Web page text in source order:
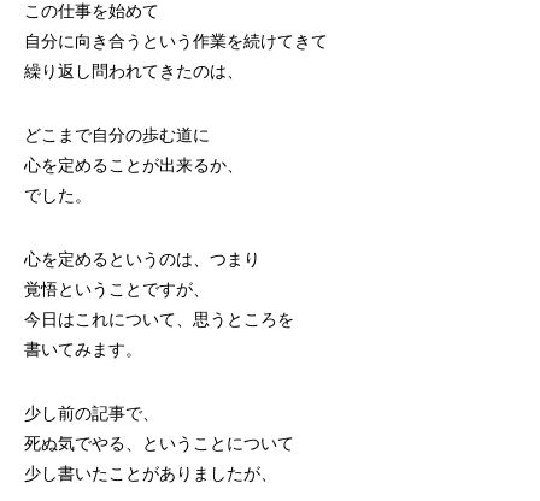
この仕事を始めて
自分に向き合うという作業を続けてきて
繰り返し問われてきたのは、
どこまで自分の歩む道に
心を定めることが出来るか、
でした。
心を定めるというのは、つまり
覚悟ということですが、
今日はこれについて、思うところを
書いてみます。
少し前の記事で、
死ぬ気でやる、ということについて
少し書いたことがありましたが、